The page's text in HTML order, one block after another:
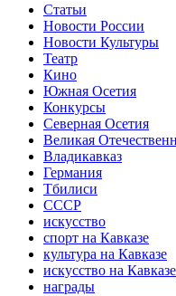
Статьи
Новости России
Новости Культуры
Театр
Кино
Южная Осетия
Конкурсы
Северная Осетия
Великая
Владикавказ
Германия
Тбилиси
СССР
искусство
спорт на Кавказе
культура на Кавказе
искусство на Кавказе
награды